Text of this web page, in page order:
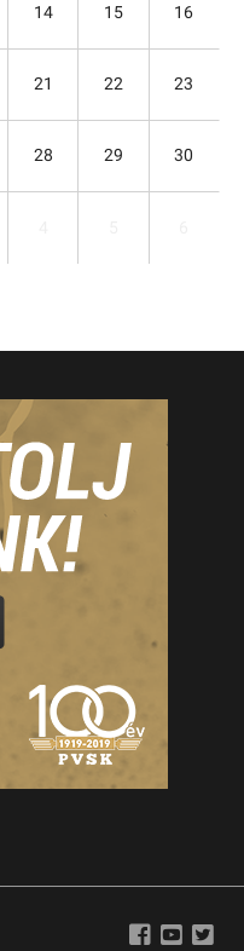
14 15 16
21 22 23
28 29 30